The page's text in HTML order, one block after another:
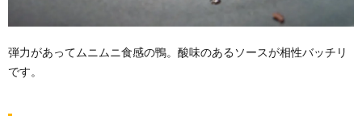
弾力があってムニムニ食感の鴨。酸味のあるソースが相性バッチリ
です。